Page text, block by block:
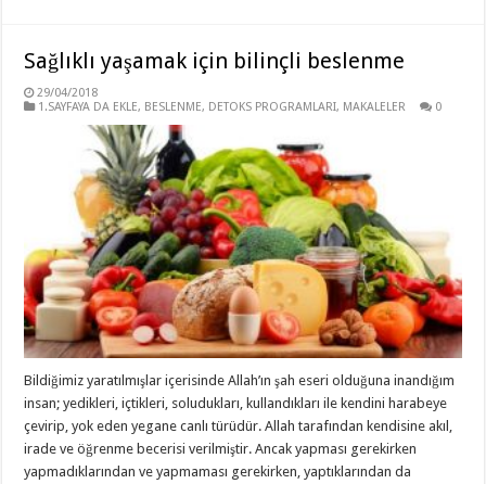
Sağlıklı yaşamak için bilinçli beslenme
29/04/2018
1.SAYFAYA DA EKLE, BESLENME, DETOKS PROGRAMLARI, MAKALELER 0
Bildiğimiz yaratılmışlar içerisinde Allah’ın şah eseri olduğuna inandığım
insan; yedikleri, içtikleri, soludukları, kullandıkları ile kendini harabeye
çevirip, yok eden yegane canlı türüdür. Allah tarafından kendisine akıl,
irade ve öğrenme becerisi verilmiştir. Ancak yapması gerekirken
yapmadıklarından ve yapmaması gerekirken, yaptıklarından da